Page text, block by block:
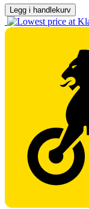
Legg i handlekurv